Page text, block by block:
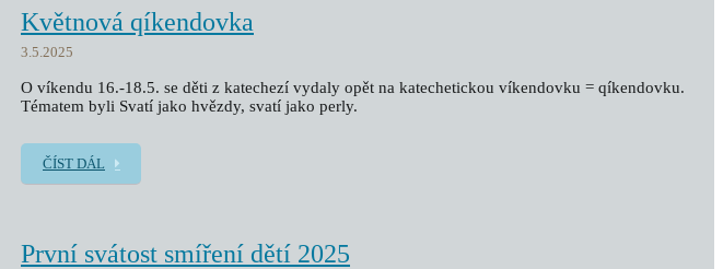
Květnová qíkendovka
3.5.2025
O víkendu 16.-18.5. se děti z katechezí vydaly opět na katechetickou víkendovku = qíkendovku.
Tématem byli Svatí jako hvězdy, svatí jako perly.
ČÍST DÁL
První svátost smíření dětí 2025